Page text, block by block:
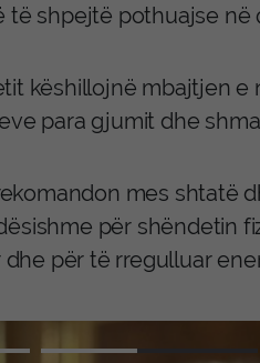
shpejtë pothuajse në
këshillojnë mbajtjen e
para gjumit dhe
mes shtatë
për shëndetin
dhe për të rregulluar